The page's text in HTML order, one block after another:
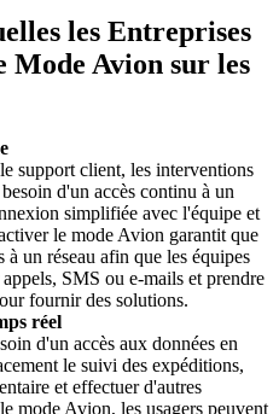
les Entreprises
Mode Avion sur les
support client, les interventions
d'un accès continu à un
simplifiée avec l'équipe et
le mode Avion garantit que
à un réseau afin que les équipes
SMS ou e-mails et prendre
fournir des solutions.
réel
d'un accès aux données en
le suivi des expéditions,
et effectuer d'autres
mode Avion, les usagers peuvent